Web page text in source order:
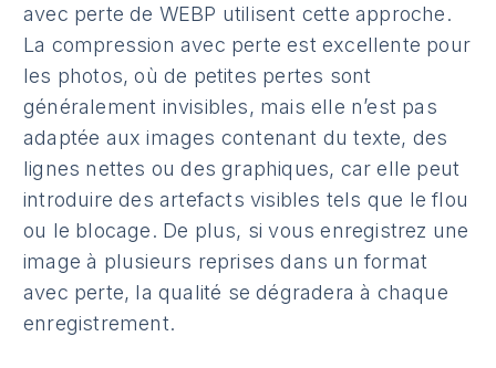
avec perte de WEBP utilisent cette approche.
La compression avec perte est excellente pour
les photos, où de petites pertes sont
généralement invisibles, mais elle n’est pas
adaptée aux images contenant du texte, des
lignes nettes ou des graphiques, car elle peut
introduire des artefacts visibles tels que le flou
ou le blocage. De plus, si vous enregistrez une
image à plusieurs reprises dans un format
avec perte, la qualité se dégradera à chaque
enregistrement.